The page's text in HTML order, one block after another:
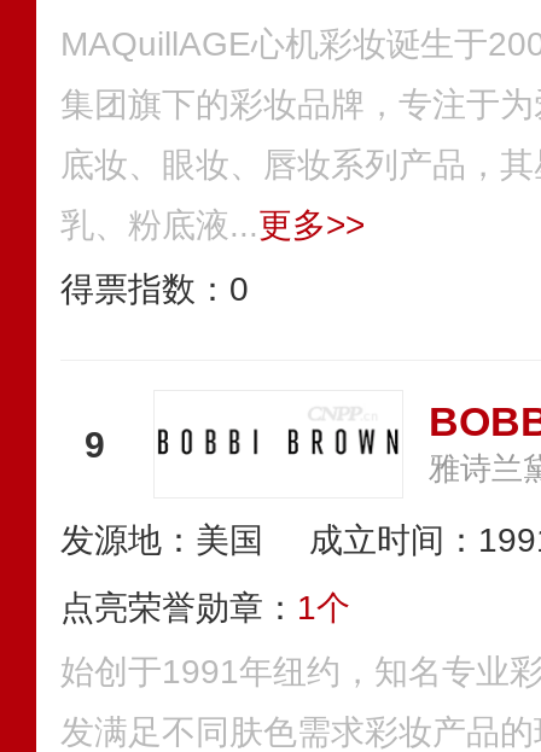
MAQuillAGE心机彩妆诞生于
集团旗下的彩妆品牌，专注于
底妆、眼妆、唇妆系列产品，
乳、粉底液...更多>>
得票指数： 0
9
雅诗兰
发源地：美国
成立时间：
点亮荣誉勋章： 1个
始创于1991年纽约，知名专业
发满足不同肤色需求彩妆产品